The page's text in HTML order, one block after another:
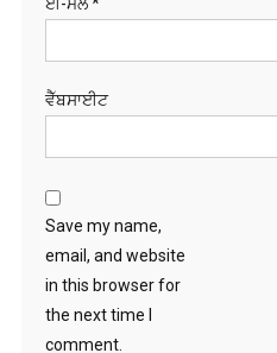
ਈ-ਮੇਲ *
ਵੈੱਬਸਾਈਟ
Save my name,
email, and website
in this browser for
the next time I
comment.